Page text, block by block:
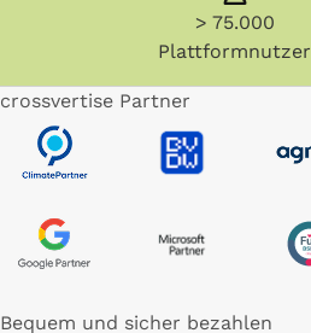
> 75.000
Plattformnutzer
crossvertise Partner
Bequem und sicher bezahlen